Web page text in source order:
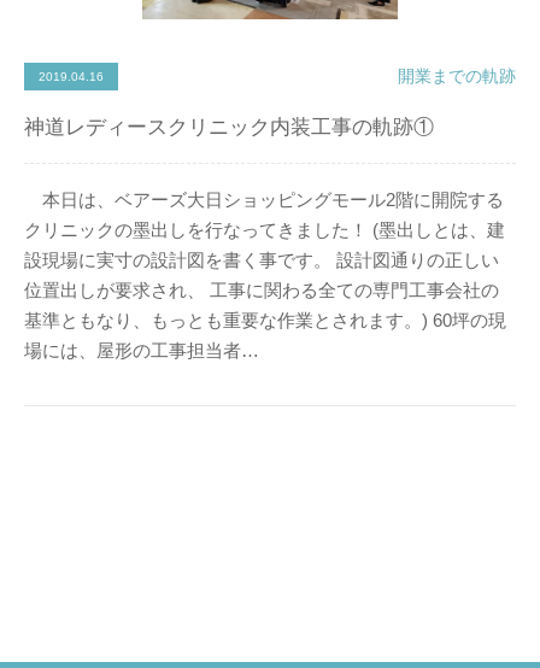
2019.04.16 開業までの軌跡
神道レディースクリニック内装工事の軌跡①
本日は、ベアーズ大日ショッピングモール2階に開院する
クリニックの墨出しを行なってきました！ (墨出しとは、建
設現場に実寸の設計図を書く事です。 設計図通りの正しい
位置出しが要求され、 工事に関わる全ての専門工事会社の
基準ともなり、もっとも重要な作業とされます。) 60坪の現
場には、屋形の工事担当者…